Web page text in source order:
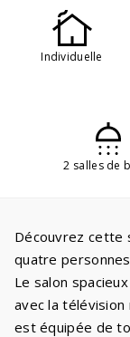
Individuelle
2 salles de
Découvrez cette
quatre
Le salon
avec la télévision
est équipée de